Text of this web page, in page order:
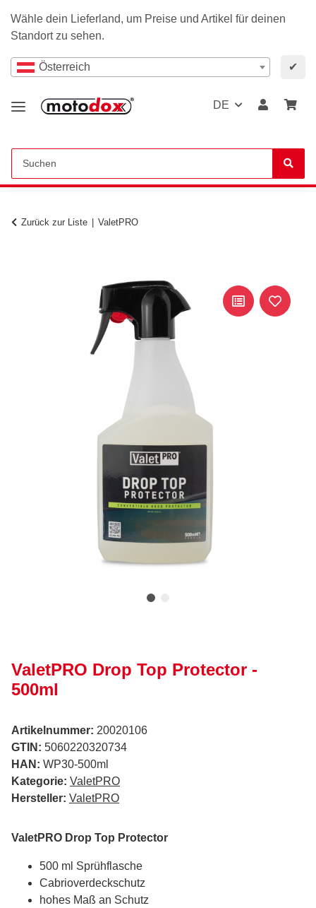
Wähle dein Lieferland, um Preise und Artikel für deinen
Standort zu sehen.
Österreich ✔
DE
Zurück zur Liste ValetPRO
ValetPRO Drop Top Protector -
500ml
Artikelnummer: 20020106
GTIN: 5060220320734
HAN: WP30-500ml
Kategorie: ValetPRO
Hersteller: ValetPRO
ValetPRO Drop Top Protector
500 ml Sprühflasche
Cabrioverdeckschutz
hohes Maß an Schutz